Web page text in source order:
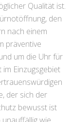
Qualität ist.
den
nach einem
präventive
um die Uhr für
Einzugsgebiet
der sich der
bewusst ist